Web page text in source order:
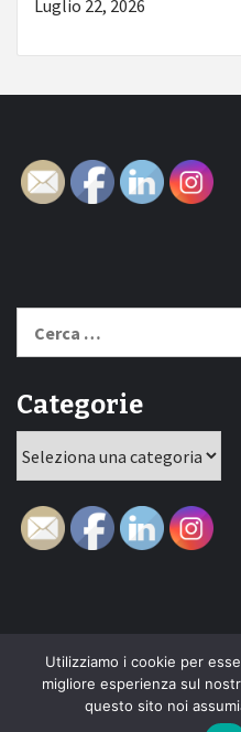
Luglio 22, 2026
per:
Categorie
HomeNew
Indie
Interviste
e
Utilizziamo i cookie per
migliore esperienza sul
questo sito noi